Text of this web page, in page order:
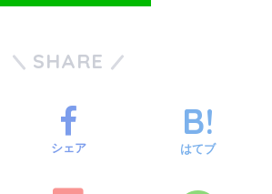
SHARE
シェア はてブ